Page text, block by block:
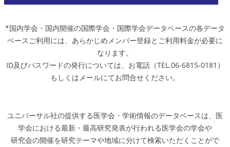
*国内学会・国内開催の国際学会・国際学会データベースの各データ
ベースご利用には、あらかじめメンバー登録とご利用料金が必要に
なります。
ID及びパスワードの発行については、お電話（TEL.06-6815-0181）
もしくはメールにてお問合せください。
ユニバーサル社の提供する医学会・学術情報のデータベースは、医
学会における最新・最高研究発表が行われる医学会の学会や
研究会の開催を研究テーマや地域に分けて検索いただくことがで